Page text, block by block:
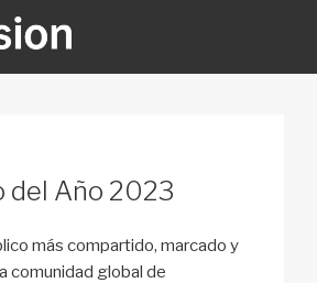
del Año 2023
más compartido, marcado y
comunidad global de